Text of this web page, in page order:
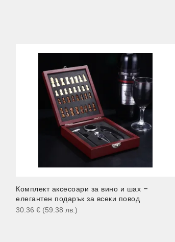
Комплект аксесоари за вино и шах –
елегантен подарък за всеки повод
30.36 € (59.38 лв. )